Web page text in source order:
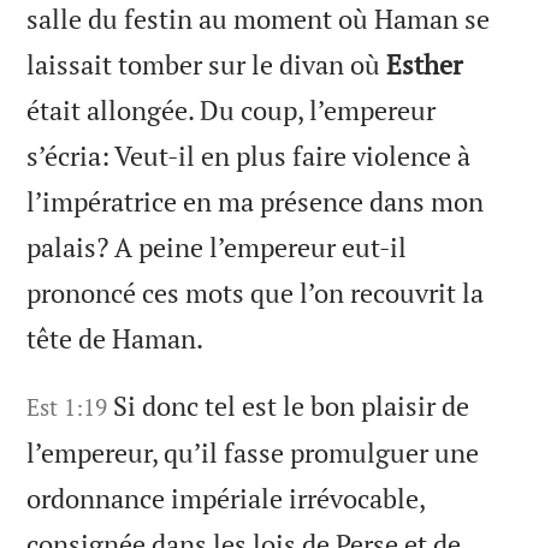
salle du festin au moment où Haman se
laissait tomber sur le divan oùEsther
était allongée. Du coup, l’empereur
s’écria: Veut-il en plus faire violence à
l’impératrice en ma présence dans mon
palais? A peine l’empereur eut-il
prononcé ces mots que l’on recouvrit la
tête de Haman.
Est 1:19 Si donc tel est le bon plaisir de
l’empereur, qu’il fasse promulguer une
ordonnance impériale irrévocable,